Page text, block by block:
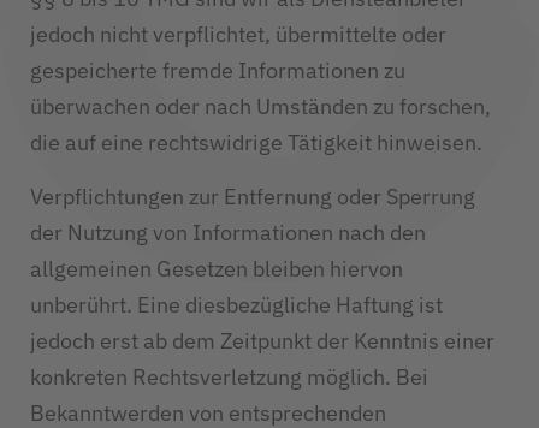
jedoch nicht verpflichtet, übermittelte oder
gespeicherte fremde Informationen zu
überwachen oder nach Umständen zu forschen,
die auf eine rechtswidrige Tätigkeit hinweisen.
Verpflichtungen zur Entfernung oder Sperrung
der Nutzung von Informationen nach den
allgemeinen Gesetzen bleiben hiervon
unberührt. Eine diesbezügliche Haftung ist
jedoch erst ab dem Zeitpunkt der Kenntnis einer
konkreten Rechtsverletzung möglich. Bei
Bekanntwerden von entsprechenden